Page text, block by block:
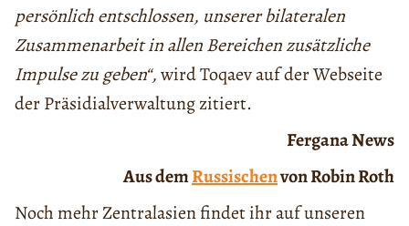
persönlich entschlossen, unserer bilateralen
Zusammenarbeit in allen Bereichen zusätzliche
Impulse zu geben“,wird Toqaev auf der Webseite
der Präsidialverwaltung zitiert.
Fergana News
Aus demRussischenvon Robin Roth
Noch mehr Zentralasien findet ihr auf unseren